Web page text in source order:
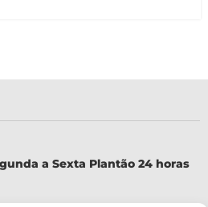
a Sexta Plantão 24 horas